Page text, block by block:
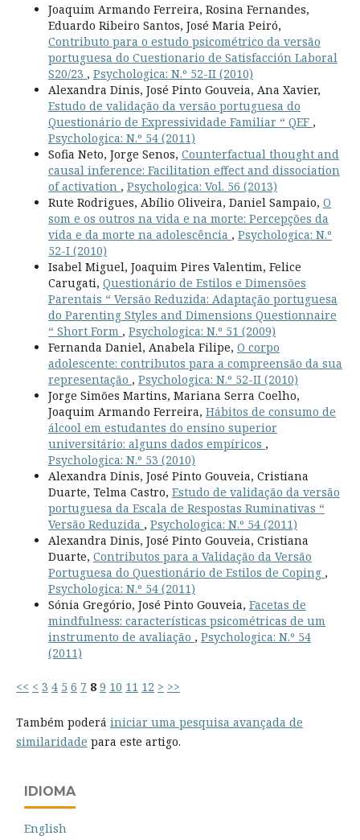
Joaquim Armando Ferreira, Rosina Fernandes,
Eduardo Ribeiro Santos, José Maria Peiró,
Contributo para o estudo psicométrico da versão
portuguesa do Cuestionario de Satisfacción Laboral
S20/23 , Psychologica: N.º 52-II (2010)
Alexandra Dinis, José Pinto Gouveia, Ana Xavier,
Estudo de validação da versão portuguesa do
Questionário de Expressividade Familiar “ QEF ,
Psychologica: N.º 54 (2011)
Sofia Neto, Jorge Senos, Counterfactual thought and
causal inference: Facilitation effect and dissociation
of activation , Psychologica: Vol. 56 (2013)
Rute Rodrigues, Abílio Oliveira, Daniel Sampaio, O
som e os outros na vida e na morte: Percepções da
vida e da morte na adolescência , Psychologica: N.º
52-I (2010)
Isabel Miguel, Joaquim Pires Valentim, Felice
Carugati, Questionário de Estilos e Dimensões
Parentais “ Versão Reduzida: Adaptação portuguesa
do Parenting Styles and Dimensions Questionnaire
“ Short Form , Psychologica: N.º 51 (2009)
Fernanda Daniel, Anabela Filipe, O corpo
adolescente: contributos para a compreensão da sua
representação , Psychologica: N.º 52-II (2010)
Jorge Simões Martins, Mariana Serra Coelho,
Joaquim Armando Ferreira, Hábitos de consumo de
álcool em estudantes do ensino superior
universitário: alguns dados empíricos ,
Psychologica: N.º 53 (2010)
Alexandra Dinis, José Pinto Gouveia, Cristiana
Duarte, Telma Castro, Estudo de validação da versão
portuguesa da Escala de Respostas Ruminativas “
Versão Reduzida , Psychologica: N.º 54 (2011)
Alexandra Dinis, José Pinto Gouveia, Cristiana
Duarte, Contributos para a Validação da Versão
Portuguesa do Questionário de Estilos de Coping ,
Psychologica: N.º 54 (2011)
Sónia Gregório, José Pinto Gouveia, Facetas de
mindfulness: características psicométricas de um
instrumento de avaliação , Psychologica: N.º 54
(2011)
<< < 3 4 5 6 7 8 9 10 11 12 > >>
Também poderá iniciar uma pesquisa avançada de
similaridade para este artigo.
IDIOMA
English